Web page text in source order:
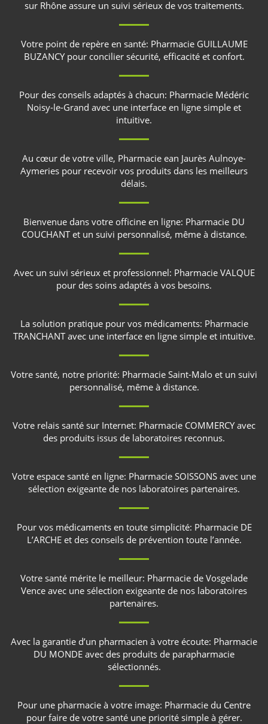
sur Rhôneassure un suivi sérieux de vos traitements.
Votre point de repère en santé: Pharmacie GUILLAUME
BUZANCYpour concilier sécurité, efficacité et confort.
Pour des conseils adaptés à chacun: Pharmacie Médéric
Noisy-le-Grand avec une interface en ligne simple et
intuitive.
Au cœur de votre ville, Pharmacie ean Jaurès Aulnoye-
Aymeries pour recevoir vos produits dans les meilleurs
délais.
Bienvenue dans votre officine en ligne: Pharmacie DU
COUCHANTet un suivi personnalisé, même à distance.
Avec un suivi sérieux et professionnel: Pharmacie VALQUE
pour des soins adaptés à vos besoins.
La solution pratique pour vos médicaments: Pharmacie
TRANCHANTavec une interface en ligne simple et intuitive.
Votre santé, notre priorité: Pharmacie Saint-Malo et un suivi
personnalisé, même à distance.
Votre relais santé sur Internet: Pharmacie COMMERCYavec
des produits issus de laboratoires reconnus.
Votre espace santé en ligne: Pharmacie SOISSONS avec une
sélection exigeante de nos laboratoires partenaires.
Pour vos médicaments en toute simplicité: Pharmacie DE
L’ARCHEet des conseils de prévention toute l’année.
Votre santé mérite le meilleur: Pharmacie de Vosgelade
Vence avec une sélection exigeante de nos laboratoires
partenaires.
Avec la garantie d’un pharmacien à votre écoute: Pharmacie
DU MONDE avec des produits de parapharmacie
sélectionnés.
Pour une pharmacie à votre image: Pharmacie du Centre
pour faire de votre santé une priorité simple à gérer.